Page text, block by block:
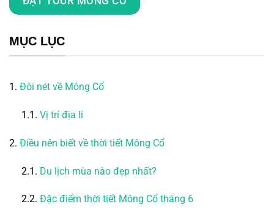
MỤC LỤC
1. Đôi nét về Mông Cổ
1.1. Vị trí địa lí
2. Điều nên biết về thời tiết Mông Cổ
2.1. Du lịch mùa nào đẹp nhất?
2.2. Đặc điểm thời tiết Mông Cổ tháng 6